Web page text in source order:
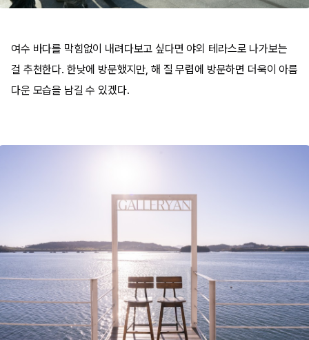
여수 바다를 막힘없이 내려다보고 싶다면 야외 테라스로 나가보는
걸 추천한다. 한낮에 방문했지만, 해 질 무렵에 방문하면 더욱이 아름
다운 모습을 남길 수 있겠다.